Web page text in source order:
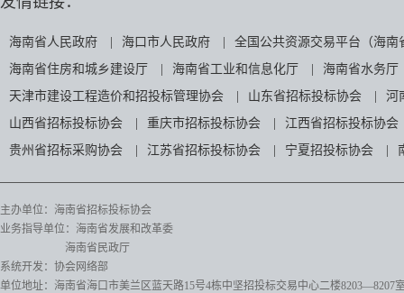
海南省人民政府 海口市人民政府
全国公共资源交易平台（海南
海南省住房和城乡建设厅
海南省工业和信息化厅
海南省水务厅
天津市建设工程造价和招投标管理协会
山东省招标投标协会
河
山西省招标投标协会
重庆市招标投标协会
江西省招标投标协会
贵州省招标采购协会
江苏省招标投标协会 宁夏招投标协会
主办单位：海南省招标投标协会
业务指导单位：海南省发展和改革委
海南省民政厅
系统开发：协会网络部
单位地址：海南省海口市美兰区蓝天路15号4栋中坚招投标交易中心二楼8203—8207